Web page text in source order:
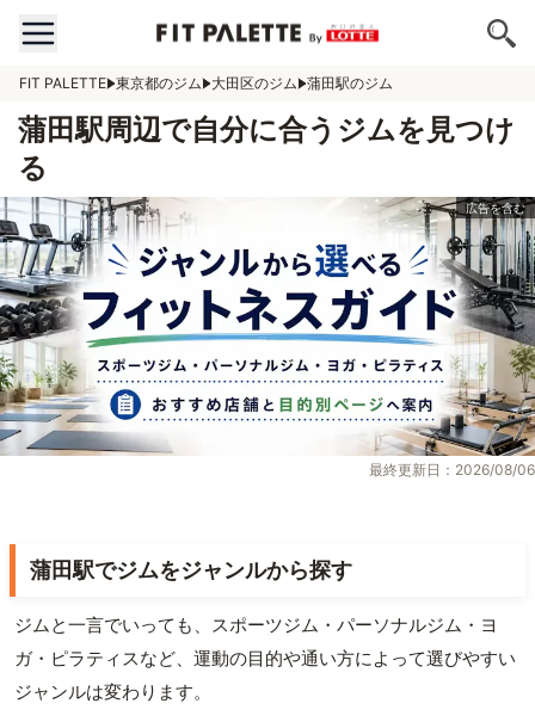
FIT PALETTE 東京都のジム 大田区のジム 蒲田駅のジム
蒲田駅周辺で自分に合うジムを見つけ
る
最終更新日：2026/08/06
蒲田駅でジムをジャンルから探す
ジムと一言でいっても、スポーツジム・パーソナルジム・ヨ
ガ・ピラティスなど、運動の目的や通い方によって選びやすい
ジャンルは変わります。